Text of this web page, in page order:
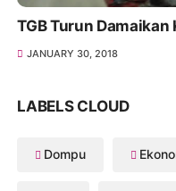
TGB Turun
JANUARY 30, 2018
LABELS CLOUD
Dompu